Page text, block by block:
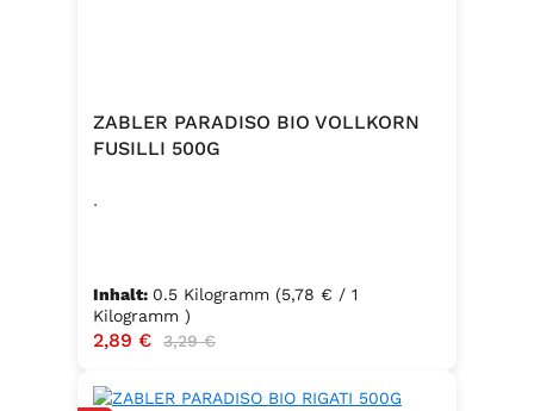
ZABLER PARADISO BIO VOLLKORN
FUSILLI 500G
.
Inhalt: 0.5 Kilogramm (5,78 € / 1
Kilogramm )
Verkaufspreis:
2,89 € Regulärer Preis:
3,29 €